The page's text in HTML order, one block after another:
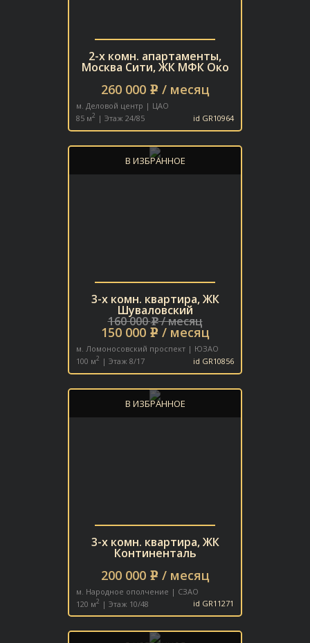
2-х комн. апартаменты,
Москва Сити, ЖК МФК Око
260 000 e / месяц
м. Деловой центр | ЦАО
85 м2 | Этаж 24/85 id GR10964
3-х комн. квартира, ЖК
Шуваловский
160 000e/ месяц
150 000 e / месяц
м. Ломоносовский проспект | ЮЗАО
100 м2 | Этаж 8/17 id GR10856
В ИЗБРАННОЕ
3-х комн. квартира, ЖК
Континенталь
200 000 e / месяц
м. Народное ополчение | СЗАО
120 м2 | Этаж 10/48 id GR11271
В ИЗБРАННОЕ